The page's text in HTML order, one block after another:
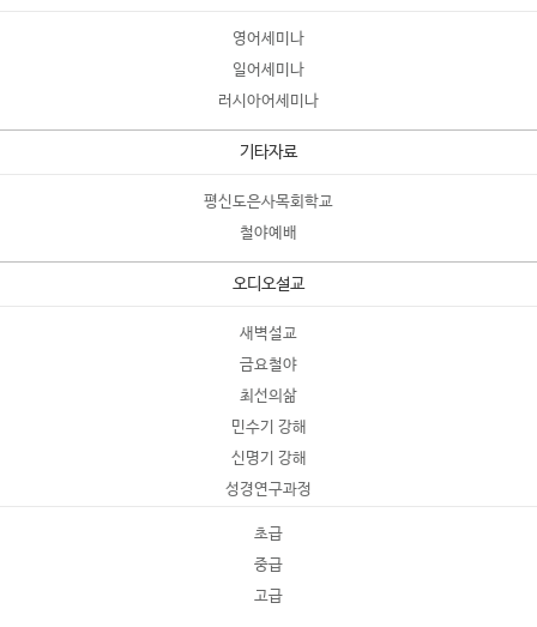
영어세미나
일어세미나
러시아어세미나
기타자료
평신도은사목회학교
철야예배
오디오설교
새벽설교
금요철야
최선의삶
민수기 강해
신명기 강해
성경연구과정
초급
중급
고급